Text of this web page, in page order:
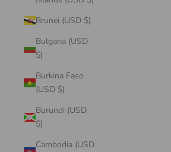
Brunei (USD $)
Bulgaria (USD
$)
Burkina Faso
(USD $)
Burundi (USD
$)
Cambodia (USD